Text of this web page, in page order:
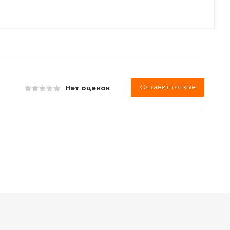
Нет оценок Оставить отзыв